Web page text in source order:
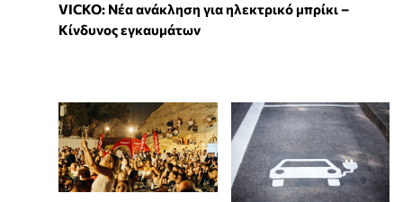
VICKO: Νέα ανάκληση για ηλεκτρικό μπρίκι –
Κίνδυνος εγκαυμάτων